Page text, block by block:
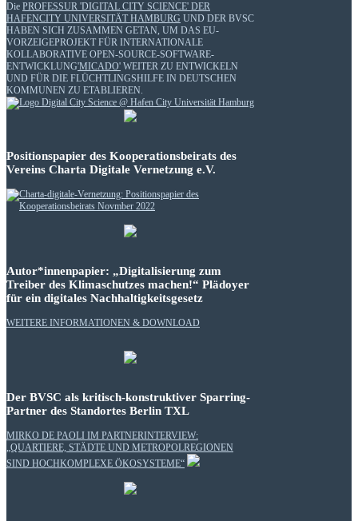
Die PROFESSUR 'DIGITAL CITY SCIENCE' DER
HAFENCITY UNIVERSITÄT HAMBURG UND DER BVSC
HABEN SICH ZUSAMMEN GETAN, UM DAS EU-
VORZEIGEPROJEKT FÜR INTERNATIONALE
KOLLABORATIVE OPEN-SOURCE-SOFTWARE-
ENTWICKLUNG'MICADO' WEITER ZU ENTWICKELN
UND FÜR DIE FLÜCHTLINGSHILFE IN DEUTSCHEN
KOMMUNEN ZU ETABLIEREN.
Positionspapier des Kooperationsbeirats des
Vereins Charta Digitale Vernetzung e.V.
Autor*innenpapier: „Digitalisierung zum
Treiber des Klimaschutzes machen!“ Plädoyer
für ein digitales Nachhaltigkeitsgesetz
WEITERE INFORMATIONEN & DOWNLOAD
Der BVSC als kritisch-konstruktiver Sparring-
Partner des Standortes Berlin TXL
MIRKO DE PAOLI IM PARTNERINTERVIEW:
„QUARTIERE, STÄDTE UND METROPOLREGIONEN
SIND HOCHKOMPLEXE ÖKOSYSTEME“